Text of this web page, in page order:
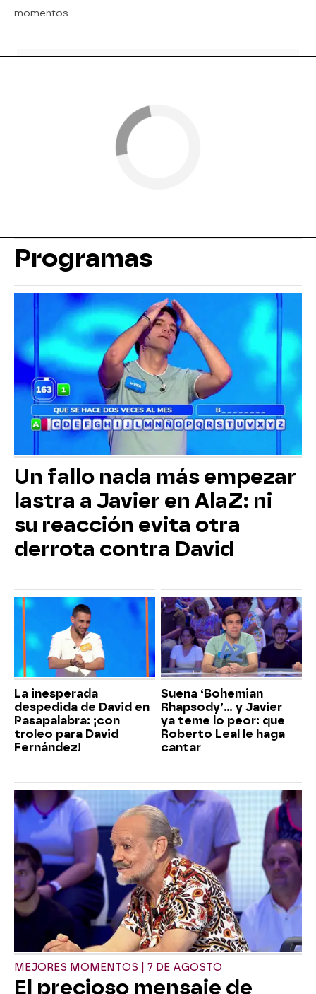
momentos
Programas
Un fallo nada más empezar
lastra a Javier en AlaZ: ni
su reacción evita otra
derrota contra David
La inesperada
despedida de David en
Pasapalabra: ¡con
troleo para David
Fernández!
Suena ‘Bohemian
Rhapsody’... y Javier
ya teme lo peor: que
Roberto Leal le haga
cantar
MEJORES MOMENTOS | 7 DE AGOSTO
El precioso mensaje de